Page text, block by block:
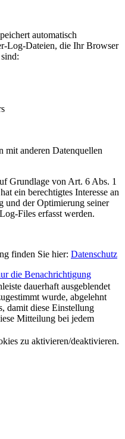
automatisch
Log-Dateien, die Ihr Browser
mit anderen Datenquellen
Grundlage von Art. 6 Abs. 1
ein berechtigtes Interesse an
und der Optimierung seiner
Files erfasst werden.
finden Sie hier: Datenschutz
die Benachrichtigung
dauerhaft ausgeblendet
wurde, abgelehnt
damit diese Einstellung
Mitteilung bei jedem
zu aktivieren/deaktivieren.